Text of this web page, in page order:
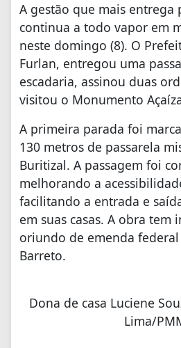
A gestão que mais entrega
continua a todo vapor em
neste domingo (8). O
Furlan, entregou uma
escadaria, assinou duas
visitou o Monumento
A primeira parada foi
130 metros de passarela
Buritizal. A passagem foi
melhorando a
facilitando a entrada e
em suas casas. A obra tem
oriundo de emenda
Barreto.
Dona de casa Luciene
Lima/